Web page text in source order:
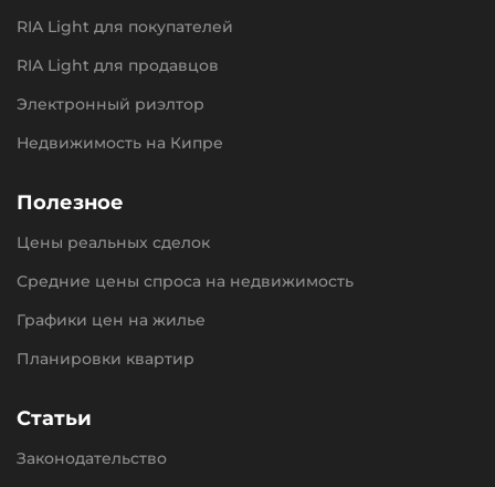
RIA Light для покупателей
RIA Light для продавцов
Электронный риэлтор
Недвижимость на Кипре
Полезное
Цены реальных сделок
Средние цены спроса на недвижимость
Графики цен на жилье
Планировки квартир
Статьи
Законодательство